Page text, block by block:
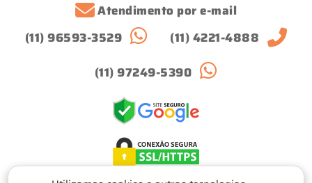
Atendimento por e-mail
(11) 96593-3529
(11) 4221-4888
(11) 97249-5390